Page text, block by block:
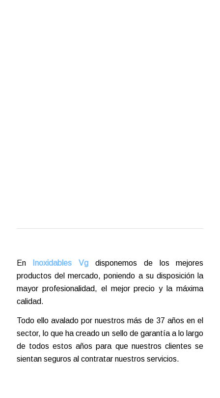
En Inoxidables Vgdisponemos de los mejores
productos del mercado, poniendo a su disposición la
mayor profesionalidad, el mejor precio y la máxima
calidad.
Todo ello avalado por nuestros más de 37 años en el
sector, lo que ha creado un sello de garantía a lo largo
de todos estos años para que nuestros clientes se
sientan seguros al contratar nuestros servicios.